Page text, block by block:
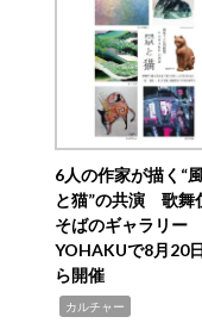
6人の作家が描く“
と猫”の共演 歌舞
そばのギャラリー
YOHAKUで8月20
ら開催
カルチャー